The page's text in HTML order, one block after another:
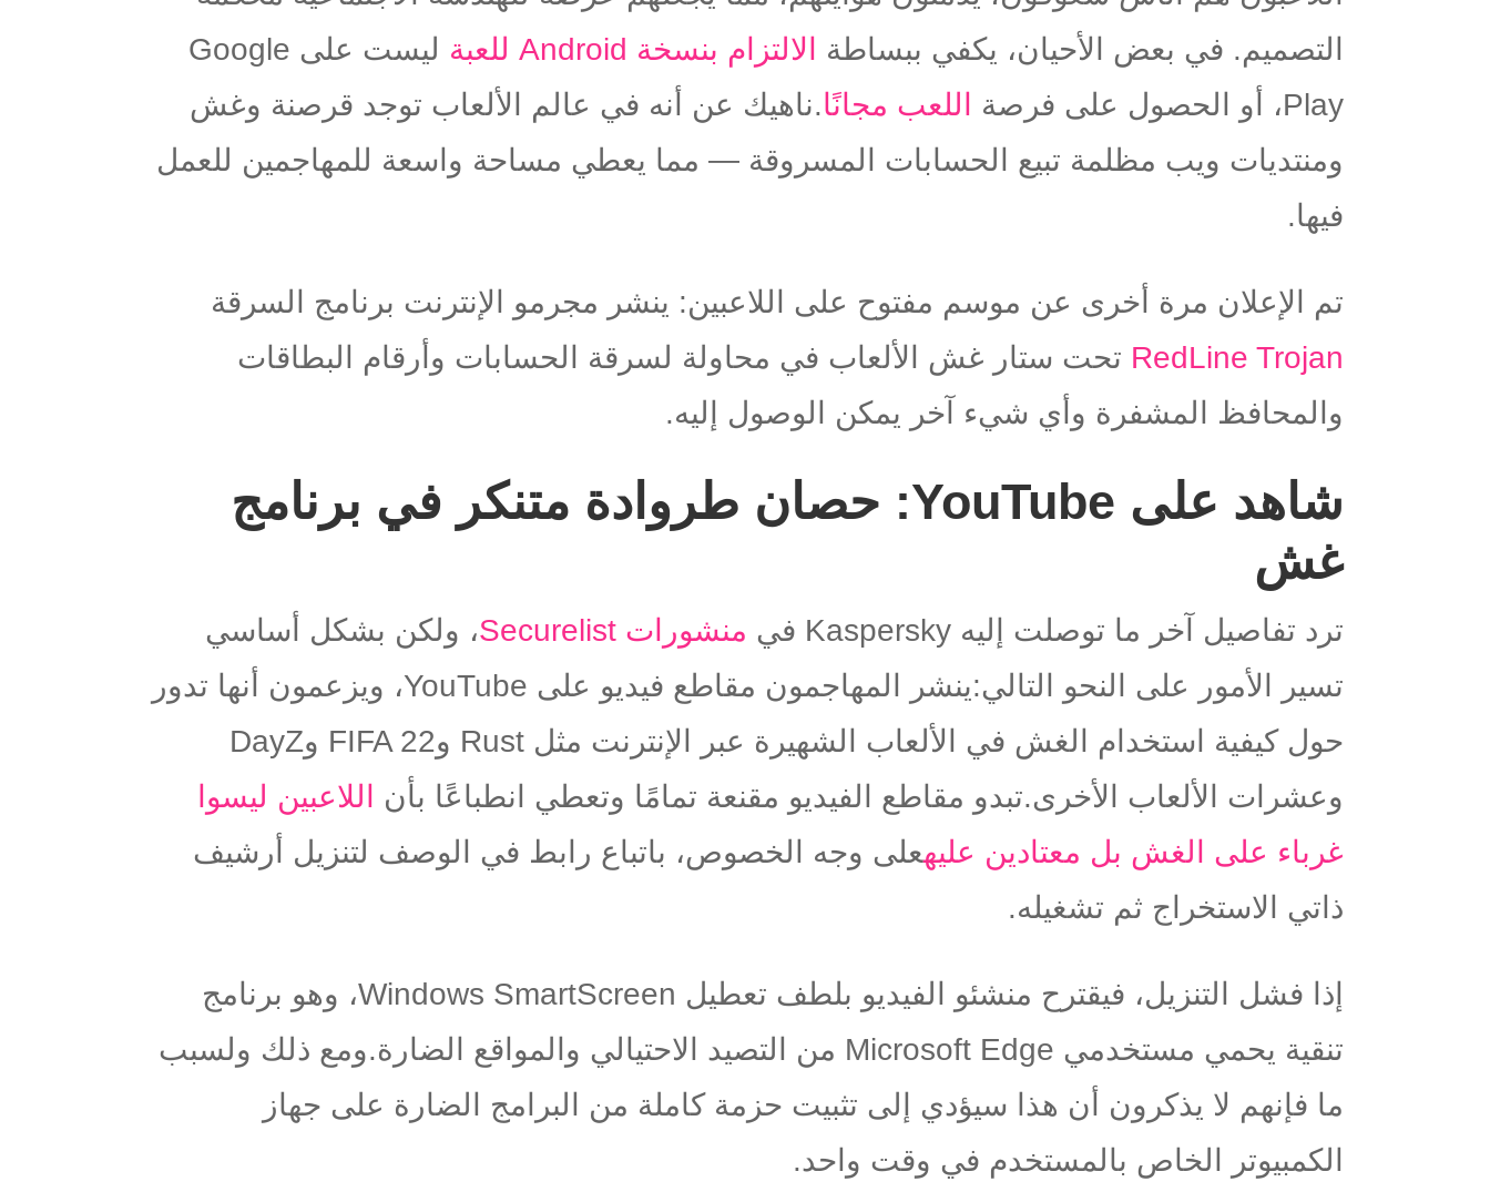
التصميم. في بعض الأحيان، يكفي ببساطة
الالتزام بنسخة Android للعبة
ليست على Google
Play، أو الحصول على فرصة
اللعب مجانًا.ناهيك عن أنه في عالم الألعاب توجد قرصنة وغش
ومنتديات ويب مظلمة تبيع الحسابات المسروقة — مما يعطي مساحة واسعة للمهاجمين للعمل
فيها.
تم الإعلان مرة أخرى عن موسم مفتوح على اللاعبين: ينشر مجرمو الإنترنت برنامج السرقة
RedLine Trojan تحت ستار غش الألعاب في محاولة لسرقة الحسابات وأرقام البطاقات
والمحافظ المشفرة وأي شيء آخر يمكن الوصول إليه.
شاهد على YouTube: حصان طروادة متنكر في برنامج
غش
ترد تفاصيل آخر ما توصلت إليه Kaspersky في منشورات Securelist، ولكن بشكل أساسي
تسير الأمور على النحو التالي:ينشر المهاجمون مقاطع فيديو على YouTube، ويزعمون أنها تدور
حول كيفية استخدام الغش في الألعاب الشهيرة عبر الإنترنت مثل Rust وFIFA 22 وDayZ
وعشرات الألعاب الأخرى.تبدو مقاطع الفيديو مقنعة تمامًا وتعطي انطباعًا بأن
اللاعبين ليسوا
غرباء على الغش بل معتادين عليهعلى وجه الخصوص، باتباع رابط في الوصف لتنزيل أرشيف
ذاتي الاستخراج ثم تشغيله.
إذا فشل التنزيل، فيقترح منشئو الفيديو بلطف تعطيل Windows SmartScreen، وهو برنامج
تنقية يحمي مستخدمي Microsoft Edge من التصيد الاحتيالي والمواقع الضارة.ومع ذلك ولسبب
ما فإنهم لا يذكرون أن هذا سيؤدي إلى تثبيت حزمة كاملة من البرامج الضارة على جهاز
الكمبيوتر الخاص بالمستخدم في وقت واحد.